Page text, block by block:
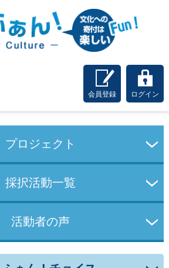
会員登録 ログイン
プロジェクト
採択活動一覧
活動者の声